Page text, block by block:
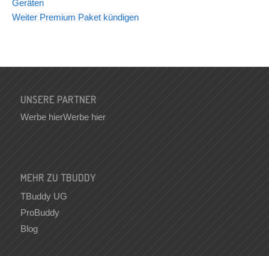
Geräten
Weiter Premium Paket kündigen
UNSERE PARTNER
Werbe hierWerbe hier
MEHR ZU TBUDDY
TBuddy UG
ProBuddy
Blog